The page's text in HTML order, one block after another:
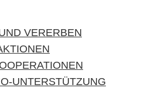
VERERBEN
UNTERSTÜTZUNG